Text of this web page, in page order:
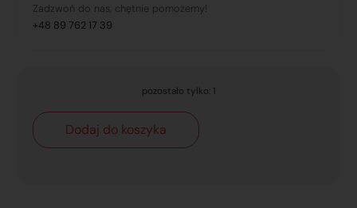
Zadzwoń do nas, chętnie pomożemy!
+48 89 762 17 39
pozostało tylko: 1
Dodaj do koszyka